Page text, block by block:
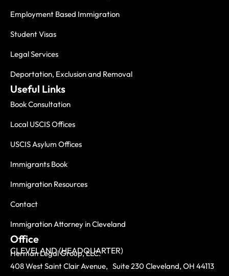
Employment Based Immigration
Student Visas
Legal Services
Deportation, Exclusion and Removal
Useful Links
Book Consultation
Local USCIS Offices
USCIS Asylum Offices
Immigrants Book
Immigration Resources
Contact
Immigration Attorney in Cleveland
Office
CLEVELAND (HEADQUARTER)
Herman Legal Group, LLC.
408 West Saint Clair Avenue, Suite 230 Cleveland, OH 44113